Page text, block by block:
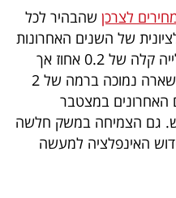
לצרכן שהבהיר לכל
של השנים האחרונות
0.2 אחוז אך
בתריסר החודשים נשארה נמוכה ברמה של 2
האחרונים במצטבר
גם הצמיחה במשק חלשה
האינפלציה למעשה